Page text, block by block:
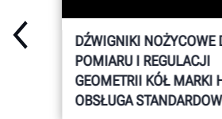
DŹWIGNIKI NOŻYCOWE
POMIARU I REGULACJI
GEOMETRII KÓŁ MARKI
OBSŁUGA